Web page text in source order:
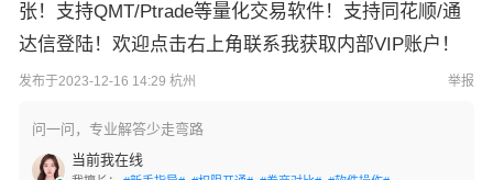
张！支持QMT/Ptrade等量化交易软件！支持同花顺/通
达信登陆！欢迎点击右上角联系我获取内部VIP账户！
发布于2023-12-16 14:29 杭州 举报
问一问，专业解答少走弯路
当前我在线